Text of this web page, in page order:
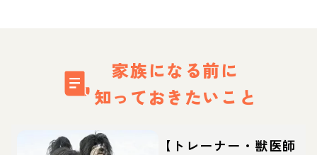
家族になる前に
知っておきたいこと
【トレーナー・獣医師